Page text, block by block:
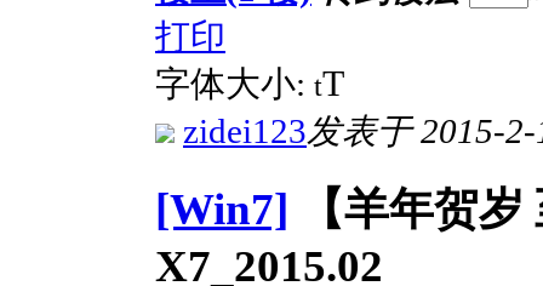
打印
字体大小: tT
zidei123发表于 2015-
[Win7] 【羊年贺
X7_2015.02